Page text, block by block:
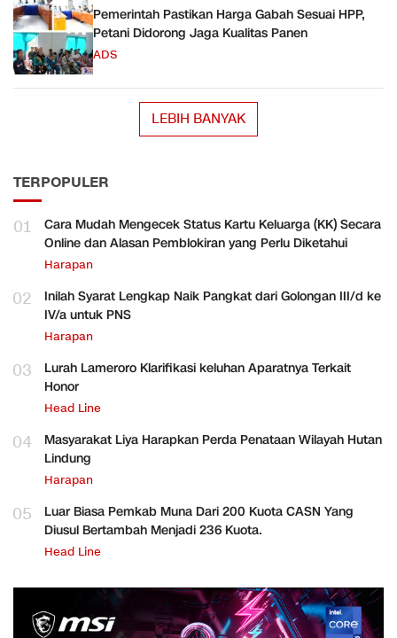
Pemerintah Pastikan Harga Gabah Sesuai HPP,
Petani Didorong Jaga Kualitas Panen
ADS
LEBIH BANYAK
TERPOPULER
01
Cara Mudah Mengecek Status Kartu Keluarga (KK) Secara
Online dan Alasan Pemblokiran yang Perlu Diketahui
Harapan
02
Inilah Syarat Lengkap Naik Pangkat dari Golongan III/d ke
IV/a untuk PNS
Harapan
03
Lurah Lameroro Klarifikasi keluhan Aparatnya Terkait
Honor
Head Line
04
Masyarakat Liya Harapkan Perda Penataan Wilayah Hutan
Lindung
Harapan
05
Luar Biasa Pemkab Muna Dari 200 Kuota CASN Yang
Diusul Bertambah Menjadi 236 Kuota.
Head Line